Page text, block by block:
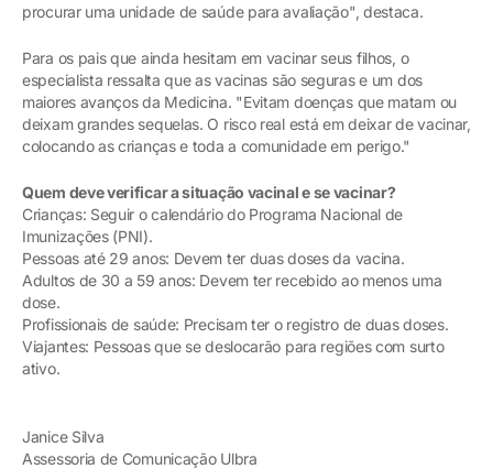
procurar uma unidade de saúde para avaliação", destaca.
Para os pais que ainda hesitam em vacinar seus filhos, o
especialista ressalta que as vacinas são seguras e um dos
maiores avanços da Medicina. "Evitam doenças que matam ou
deixam grandes sequelas. O risco real está em deixar de vacinar,
colocando as crianças e toda a comunidade em perigo."
Quem deve verificar a situação vacinal e se vacinar?
Crianças: Seguir o calendário do Programa Nacional de
Imunizações (PNI).
Pessoas até 29 anos: Devem ter duas doses da vacina.
Adultos de 30 a 59 anos: Devem ter recebido ao menos uma
dose.
Profissionais de saúde: Precisam ter o registro de duas doses.
Viajantes: Pessoas que se deslocarão para regiões com surto
ativo.
Janice Silva
Assessoria de Comunicação Ulbra